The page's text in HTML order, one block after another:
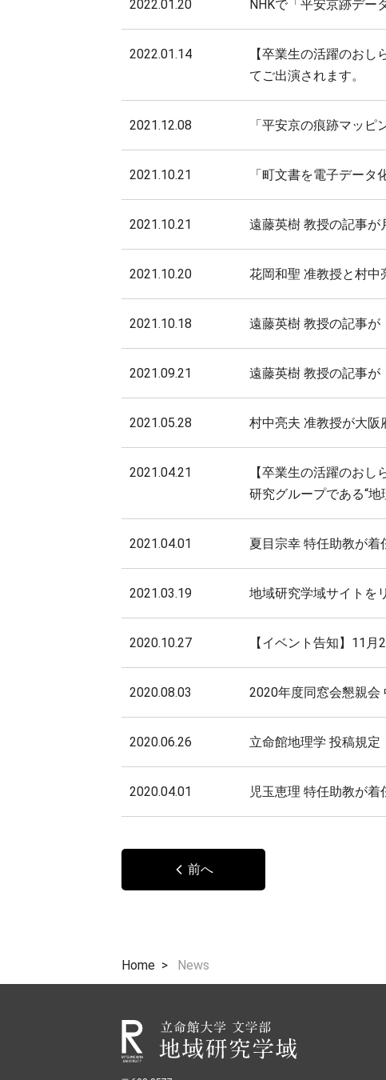
2022.01.20 NHKで「平安京跡デー
2022.01.14
【卒業生の活躍のお
てご出演されます。
2021.12.08 「平安京の痕跡マッピ
2021.10.21 「町文書を電子データ
2021.10.21 遠藤英樹 教授の記事が
2021.10.20 花岡和聖 准教授と村中
2021.10.18 遠藤英樹 教授の記事が
2021.09.21 遠藤英樹 教授の記事が
2021.05.28 村中亮夫 准教授が大阪
2021.04.21
【卒業生の活躍のお
研究グループである“地
2021.04.01 夏目宗幸 特任助教が着
2021.03.19 地域研究学域サイトを
2020.10.27 【イベント告知】11
2020.08.03 2020年度同窓会懇親会
2020.06.26 立命館地理学 投稿規定
2020.04.01 児玉恵理 特任助教が着
前へ
Home News